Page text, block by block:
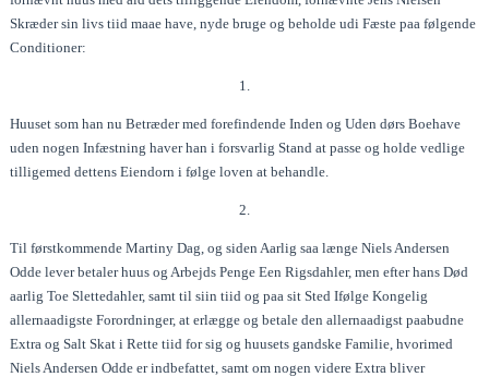
Skræder sin livs tiid maae have, nyde bruge og beholde udi Fæste paa følgende
Conditioner:
1.
Huuset som han nu Betræder med forefindende Inden og Uden dørs Boehave
uden nogen Infæstning haver han i forsvarlig Stand at passe og holde vedlige
tilligemed dettens Eiendorn i følge loven at behandle.
2.
Til førstkommende Martiny Dag, og siden Aarlig saa længe Niels Andersen
Odde lever betaler huus og Arbejds Penge Een Rigsdahler, men efter hans Død
aarlig Toe Slettedahler, samt til siin tiid og paa sit Sted Ifølge Kongelig
allernaadigste Forordninger, at erlægge og betale den allernaadigst paabudne
Extra og Salt Skat i Rette tiid for sig og huusets gandske Familie, hvorimed
Niels Andersen Odde er indbefattet, samt om nogen videre Extra bliver